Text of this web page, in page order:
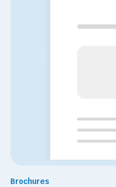
Brochures